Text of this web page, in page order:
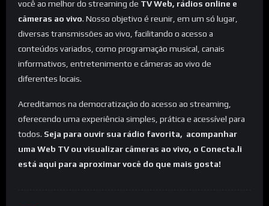
você ao melhor do streaming de TV Web, rádios online e
câmeras ao vivo. Nosso objetivo é reunir, em um só lugar,
diversas transmissões ao vivo, facilitando o acesso a
conteúdos variados, como programação musical, canais
informativos, entretenimento e câmeras ao vivo de
diferentes locais.
Acreditamos na democratização do acesso ao streaming,
oferecendo uma experiência simples, prática e acessível para
todos. Seja para ouvir sua rádio favorita, acompanhar
uma Web TV ou visualizar câmeras ao vivo, o Conecta.li
está aqui para aproximar você do que mais gosta!